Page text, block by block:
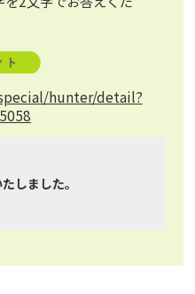
hunter/detail?
しました。